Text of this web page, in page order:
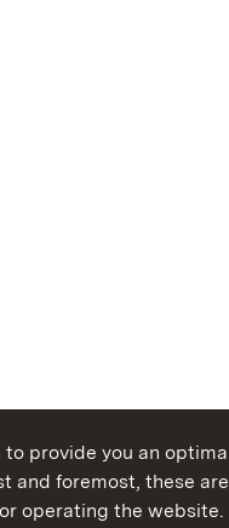
to provide you an
and foremost, these
operating the